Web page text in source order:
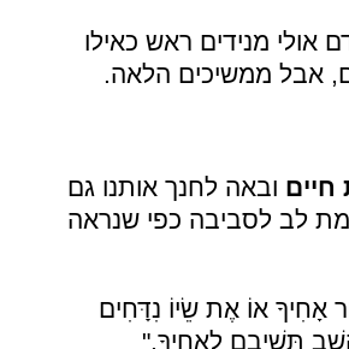
אולי מנידים ראש כאילו
אבל ממשיכים הלאה.
חיים ובאה לחנך אותנו גם
לב לסביבה כפי שנראה
אוֹ אֶת שֵׂיוֹ נִדָּחִים
תְּשִׁיבֵם לְאָחִיךָ."